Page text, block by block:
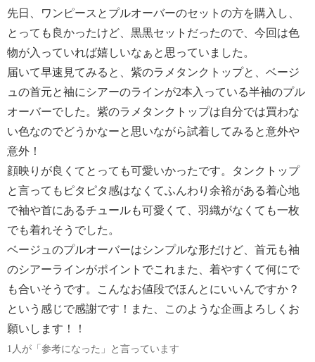
先日、ワンピースとプルオーバーのセットの方を購入し、
とっても良かったけど、黒黒セットだったので、今回は色
物が入っていれば嬉しいなぁと思っていました。
届いて早速見てみると、紫のラメタンクトップと、ベージ
ュの首元と袖にシアーのラインが2本入っている半袖のプル
オーバーでした。紫のラメタンクトップは自分では買わな
い色なのでどうかなーと思いながら試着してみると意外や
意外！
顔映りが良くてとっても可愛いかったです。タンクトップ
と言ってもピタピタ感はなくてふんわり余裕がある着心地
で袖や首にあるチュールも可愛くて、羽織がなくても一枚
でも着れそうでした。
ベージュのプルオーバーはシンプルな形だけど、首元も袖
のシアーラインがポイントでこれまた、着やすくて何にで
も合いそうです。こんなお値段でほんとにいいんですか？
という感じで感謝です！また、このような企画よろしくお
願いします！！
1人が「参考になった」と言っています